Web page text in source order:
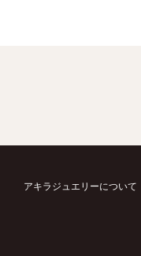
アキラジュエリーについて